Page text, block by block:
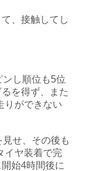
、接触してし
ンし順位も5位
を得ず、また
りができない
せ、その後も
イヤ装着で完
始4時間後に